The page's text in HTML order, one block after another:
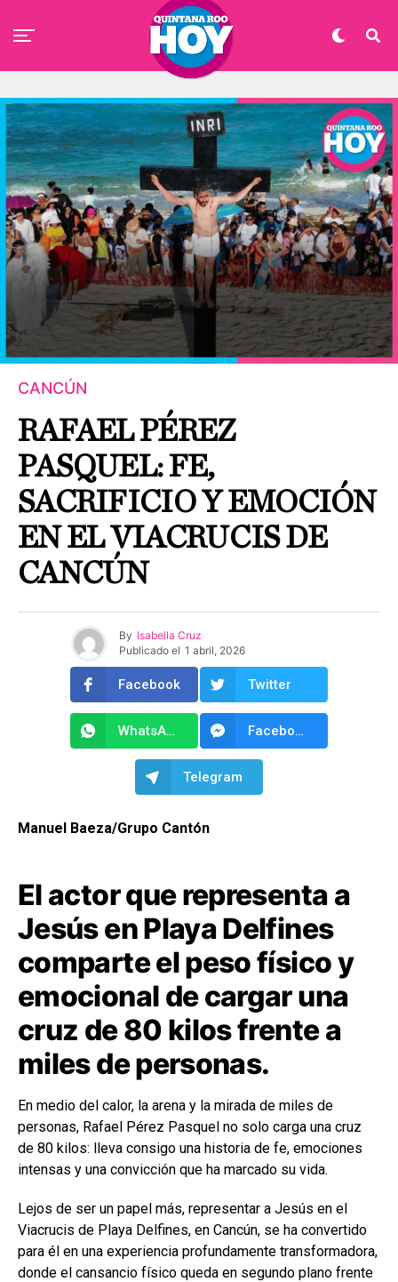
CANCÚN
RAFAEL PÉREZ
PASQUEL: FE,
SACRIFICIO Y EMOCIÓN
EN EL VIACRUCIS DE
CANCÚN
By Isabella Cruz
Publicado el 1 abril, 2026
Facebook Twitter
WhatsApp Facebook Messenger
Telegram
Manuel Baeza/Grupo Cantón
El actor que representa a
Jesús en Playa Delfines
comparte el peso físico y
emocional de cargar una
cruz de 80 kilos frente a
miles de personas.
En medio del calor, la arena y la mirada de miles de
personas, Rafael Pérez Pasquel no solo carga una cruz
de 80 kilos: lleva consigo una historia de fe, emociones
intensas y una convicción que ha marcado su vida.
Lejos de ser un papel más, representar a Jesús en el
Viacrucis de Playa Delfines, en Cancún, se ha convertido
para él en una experiencia profundamente transformadora,
donde el cansancio físico queda en segundo plano frente